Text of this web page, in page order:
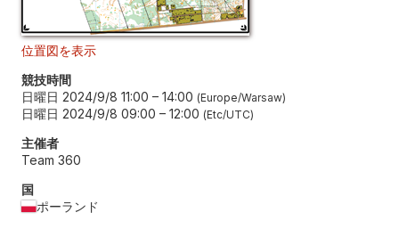
位置図を表示
競技時間
日曜日 2024/9/8 11:00 – 14:00 Europe/Warsaw
日曜日 2024/9/8 09:00 – 12:00 Etc/UTC
主催者
Team 360
国
ポーランド